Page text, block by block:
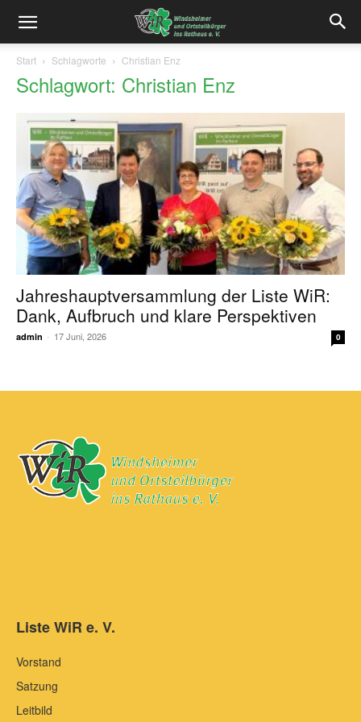
Start Schlagworte Christian Enz
Schlagwort: Christian Enz
Jahreshauptversammlung der Liste WiR:
Dank, Aufbruch und klare Perspektiven
admin - 17 Juni, 2026 0
Liste WiR e. V.
Vorstand
Satzung
Leitbild